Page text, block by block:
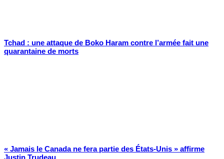
Tchad : une attaque de Boko Haram contre l’armée fait une
quarantaine de morts
« Jamais le Canada ne fera partie des États-Unis » affirme